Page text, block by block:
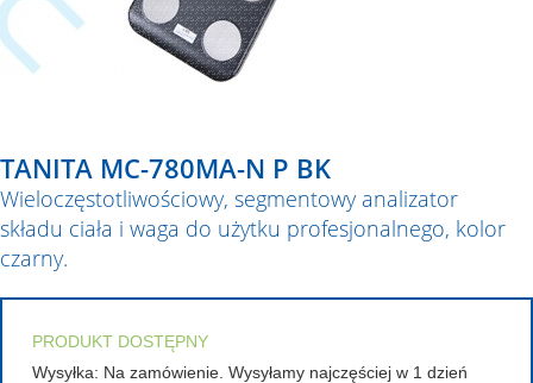
TANITA MC-780MA-N P BK
Wieloczęstotliwościowy, segmentowy analizator
składu ciała i waga do użytku profesjonalnego, kolor
czarny.
PRODUKT DOSTĘPNY
Wysyłka: Na zamówienie. Wysyłamy najczęściej w 1 dzień